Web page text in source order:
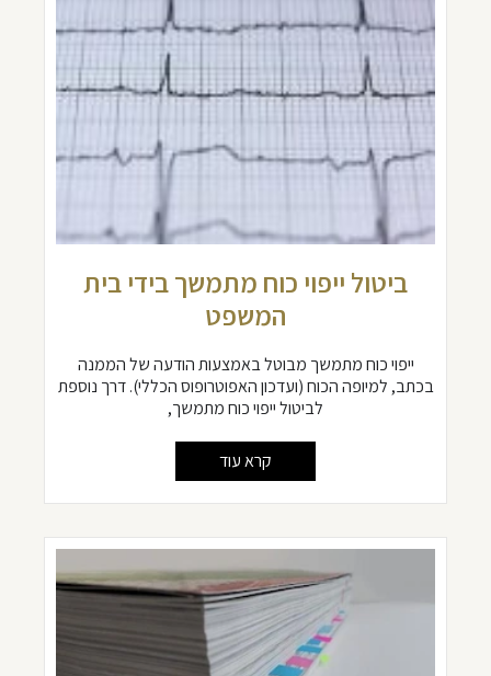
ביטול ייפוי כוח מתמשך בידי בית
המשפט
ייפוי כוח מתמשך מבוטל באמצעות הודעה של הממנה
בכתב, למיופה הכוח (ועדכון האפוטרופוס הכללי). דרך נוספת
לביטול ייפוי כוח מתמשך,
קרא עוד